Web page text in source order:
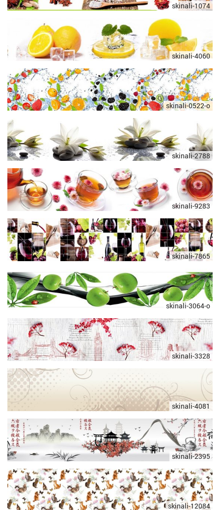
skinali-1074
skinali-4060
skinali-0522-o
skinali-2788
skinali-9283
skinali-7865
skinali-3064-o
skinali-3328
skinali-4081
skinali-2395
skinali-12084